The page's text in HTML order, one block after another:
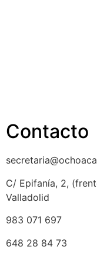
Contacto
C/ Epifanía, 2,
Valladolid
983 071 697
648 28 84 73